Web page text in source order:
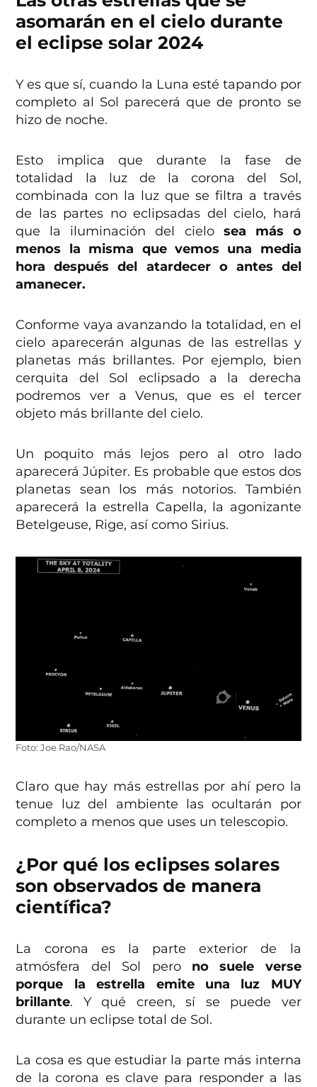
asomarán en el cielo durante
el eclipse solar 2024
Y es que sí, cuando la Luna esté tapando por
completo al Sol parecerá que de pronto se
hizo de noche.
Esto implica que durante la fase de
totalidad la luz de la corona del Sol,
combinada con la luz que se filtra a través
de las partes no eclipsadas del cielo, hará
que la iluminación del cielo sea más o
menos la misma que vemos una media
hora después del atardecer o antes del
amanecer.
Conforme vaya avanzando la totalidad, en el
cielo aparecerán algunas de las estrellas y
planetas más brillantes. Por ejemplo, bien
cerquita del Sol eclipsado a la derecha
podremos ver a Venus, que es el tercer
objeto más brillante del cielo.
Un poquito más lejos pero al otro lado
aparecerá Júpiter. Es probable que estos dos
planetas sean los más notorios. También
aparecerá la estrella Capella, la agonizante
Betelgeuse, Rige, así como Sirius.
Foto: Joe Rao/NASA
Claro que hay más estrellas por ahí pero la
tenue luz del ambiente las ocultarán por
completo a menos que uses un telescopio.
¿Por qué los eclipses solares
son observados de manera
científica?
La corona es la parte exterior de la
atmósfera del Sol pero no suele verse
porque la estrella emite una luz MUY
brillante. Y qué creen, sí se puede ver
durante un eclipse total de Sol.
La cosa es que estudiar la parte más interna
de la corona es clave para responder a las